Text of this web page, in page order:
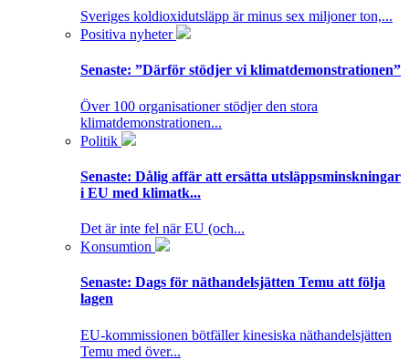
Sveriges koldioxidutsläpp är minus sex miljoner ton,...
Positiva nyheter
Senaste: ”Därför stödjer vi klimatdemonstrationen”
Över 100 organisationer stödjer den stora
klimatdemonstrationen...
Politik
Senaste: Dålig affär att ersätta utsläppsminskningar
i EU med klimatk...
Det är inte fel när EU (och...
Konsumtion
Senaste: Dags för näthandelsjätten Temu att följa
lagen
EU-kommissionen bötfäller kinesiska näthandelsjätten
Temu med över...